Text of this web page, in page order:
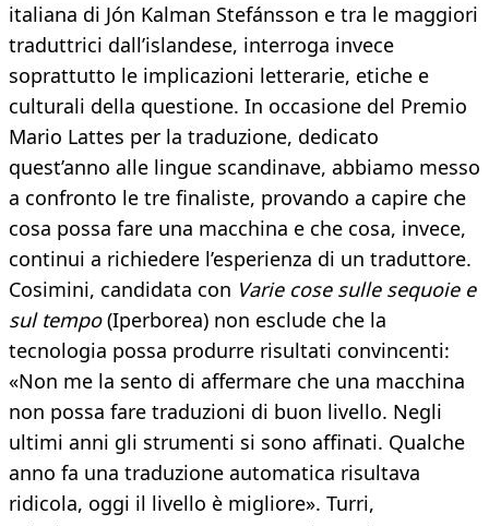
italiana di Jón Kalman Stefánsson e tra le maggiori
traduttrici dall’islandese, interroga invece
soprattutto le implicazioni letterarie, etiche e
culturali della questione. In occasione del Premio
Mario Lattes per la traduzione, dedicato
quest’anno alle lingue scandinave, abbiamo messo
a confronto le tre finaliste, provando a capire che
cosa possa fare una macchina e che cosa, invece,
continui a richiedere l’esperienza di un traduttore.
Cosimini, candidata con Varie cose sulle sequoie e
sul tempo(Iperborea) non esclude che la
tecnologia possa produrre risultati convincenti:
«Non me la sento di affermare che una macchina
non possa fare traduzioni di buon livello. Negli
ultimi anni gli strumenti si sono affinati. Qualche
anno fa una traduzione automatica risultava
ridicola, oggi il livello è migliore». Turri,